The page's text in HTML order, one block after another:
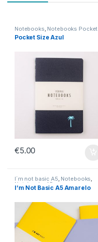
Notebooks Notebooks Pocket
Pocket Size Azul
€5.00
I´m not basic A5, Notebooks,
Notebooks A5
I’m Not Basic A5 Amarelo